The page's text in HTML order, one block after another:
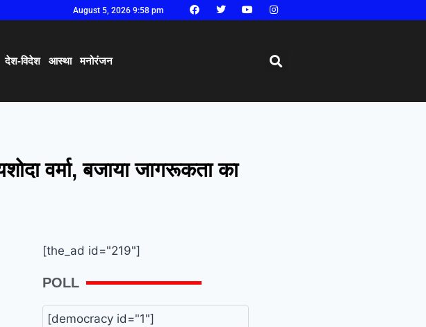
August 5, 2026 9:58 pm
देश-विदेश आस्था मनोरंजन
वर्मा, बजाया जागरूकता का
[the_ad id="219"]
POLL
[democracy id="1"]